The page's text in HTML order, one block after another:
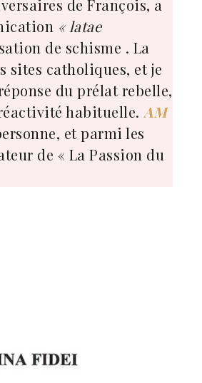
de François, a
« latae
de schisme . La
sites catholiques, et je
du prélat rebelle,
habituelle. AM
et parmi les
de « La Passion du